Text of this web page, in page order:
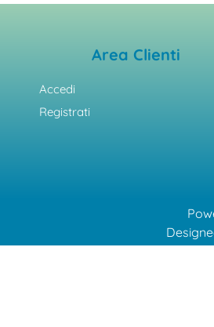
Area Clienti
Accedi
Registrati